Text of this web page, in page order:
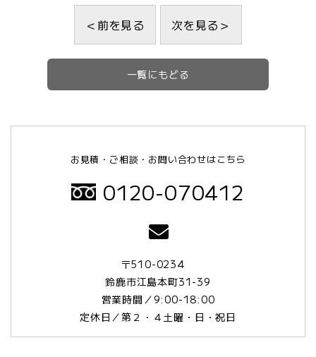
＜前を見る 次を見る＞
一覧にもどる
お見積・ご相談・お問い合わせはこちら
0120-070412
〒510-0234
鈴鹿市江島本町31-39
営業時間／9:00-18:00
定休日／第２・４土曜・日・祝日